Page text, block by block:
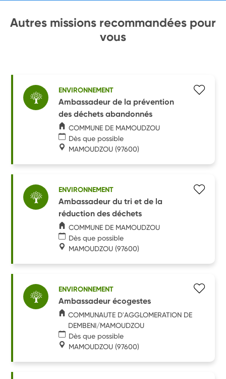
Autres missions recommandées pour
vous
ENVIRONNEMENT
Ambassadeur de la prévention
des déchets abandonnés
COMMUNE DE MAMOUDZOU
Dès que possible
MAMOUDZOU (97600)
ENVIRONNEMENT
Ambassadeur du tri et de la
réduction des déchets
COMMUNE DE MAMOUDZOU
Dès que possible
MAMOUDZOU (97600)
ENVIRONNEMENT
Ambassadeur écogestes
COMMUNAUTE D'AGGLOMERATION DE
DEMBENI/MAMOUDZOU
Dès que possible
MAMOUDZOU (97600)